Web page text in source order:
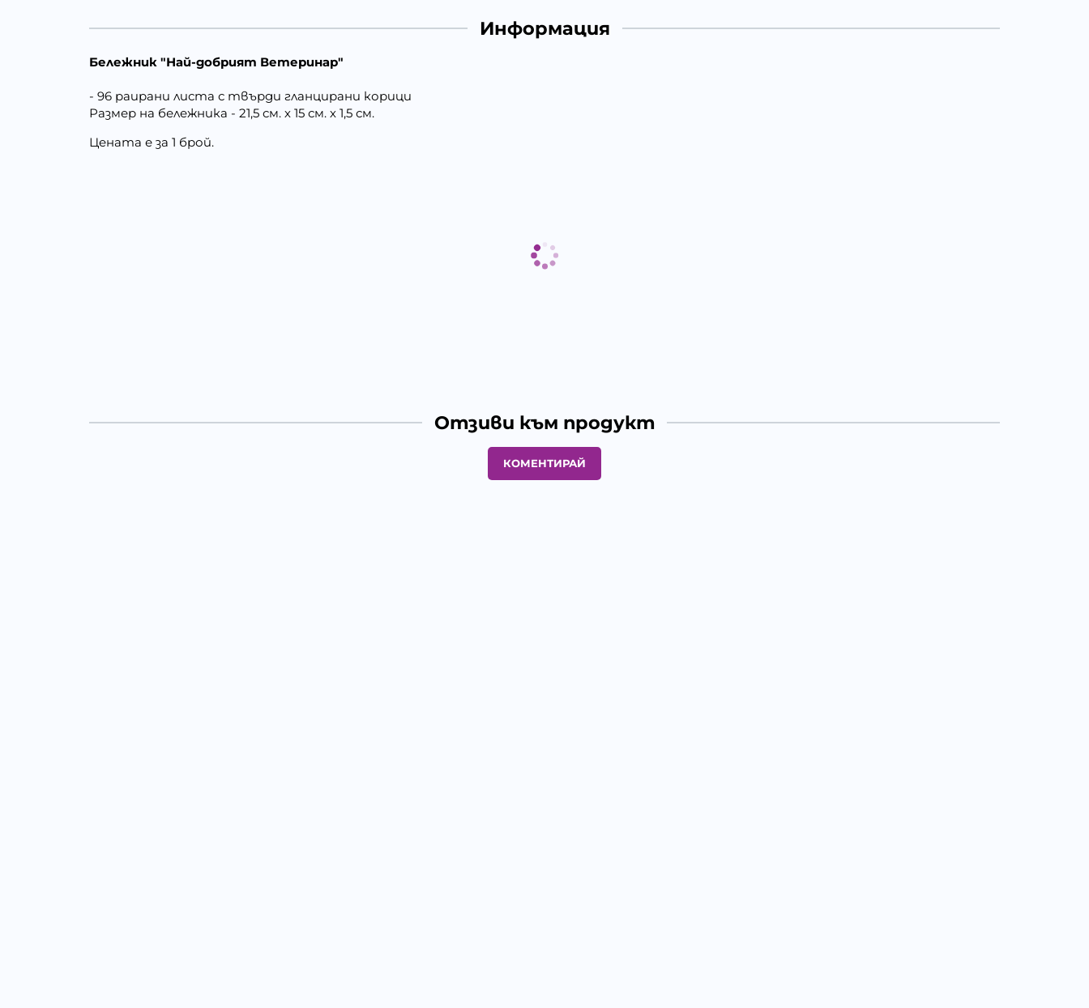
Информация
Бележник "Най-добрият Ветеринар"
- 96 раирани листа с твърди гланцирани корици
Размер на бележника - 21,5 см. х 15 см. х 1,5 см.
Цената е за 1 брой.
Отзиви към продукт
КОМЕНТИРАЙ